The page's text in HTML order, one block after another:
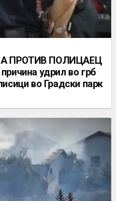
ПРОТИВ ПОЛИЦАЕЦ
удрил во грб
во Градски парк